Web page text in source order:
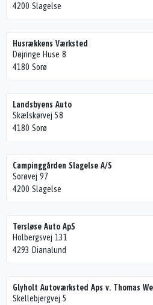
4200 Slagelse
Husrækkens Værksted
Døjringe Huse 8
4180 Sorø
Landsbyens Auto
Skælskørvej 58
4180 Sorø
Campinggården Slagelse A/S
Sorøvej 97
4200 Slagelse
Tersløse Auto ApS
Holbergsvej 131
4293 Dianalund
Glyholt Autoværksted Aps v. Thomas
Skellebjergvej 5